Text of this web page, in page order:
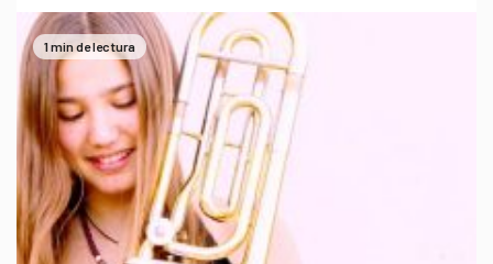
1 min de lectura